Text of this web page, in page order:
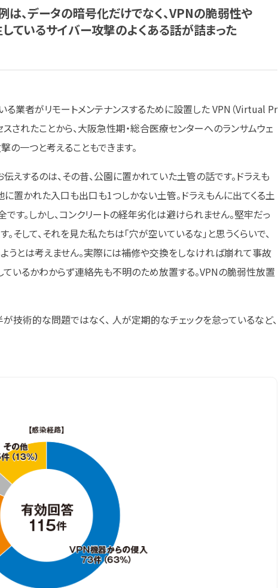
は、データの暗号化だけでなく、VPNの脆弱性や
ているサイバー攻撃のよくある話が詰まった
る業者がリモートメンテナンスするために設置した VPN（Virtual Pr
れたことから、大阪急性期・総合医療センターへのランサムウェ
の一つと考えることもできます。
えするのは、その昔、公園に置かれていた土管の話です。ドラえも
に置かれた入口も出口も1つしかない土管。ドラえもんに出てくる土
す。しかし、コンクリートの経年劣化は避けられません。堅牢だっ
して、それを見た私たちは「穴が空いているな」と思うくらいで、
うとは考えません。実際には補修や交換をしなければ崩れて事故
いるかわからず連絡先も不明のため放置する。VPNの脆弱性放置
技術的な問題ではなく、 人が定期的なチェックを怠っているなど、